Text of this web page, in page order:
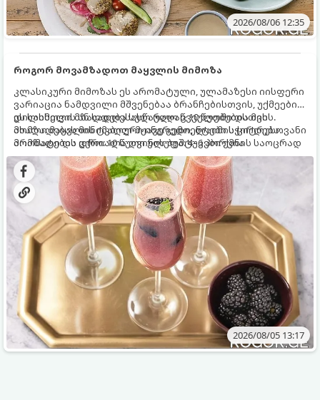
2026/08/06 12:35
როგორ მოვამზადოთ მაყვლის მიმოზა
კლასიკური მიმოზას ეს არომატული, ულამაზესი იისფერი
ვარიაცია ნამდვილი მშვენებაა ბრანჩებისთვის, უქმეების
დილისთვის ან სადღესასწაულო წვეულებებისთვის.
ახალი მაყვლის ტკბილ-მჟავე გემო, ლაიმის ციტრუსოვანი
არომატი და ცქრიალა ღვინის ბუშტუკები ქმნის საოცრად
დახვეწილ და მაგრილებელ კოქტეილს.
ეს სასმელი მზადდება სულ რაღაც 10 წუთში და მის
მომზადებას მინიმალური ინგრედიენტები სჭირდება.
მომზადების დრო: 10 წუთი ულუფა: 4–6 პორცია
2026/08/05 13:17